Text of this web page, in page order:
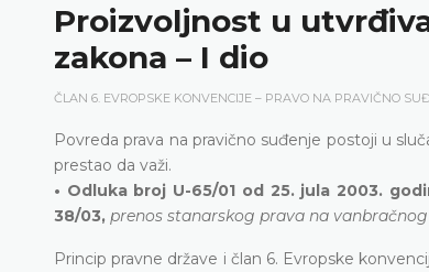
Proizvoljnost u
zakona – I dio
ČLAN 6. EVROPSKE KONVENCIJE – PRAVO NA PRAVIČNO
Povreda prava na pravično suđenje postoji u
prestao da važi.
• Odluka broj U-65/01 od 25. jula 2003.
38/03, prenos stanarskog prava na
Princip pravne države i član 6. Evropske